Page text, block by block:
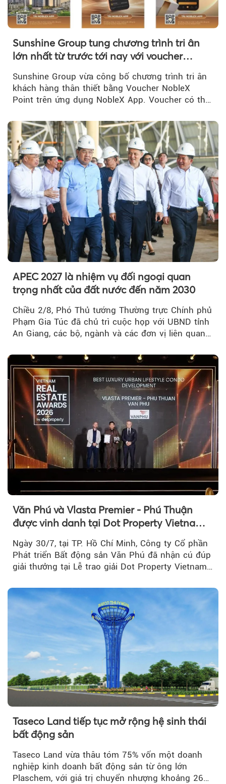
Sunshine Group tung chương trình tri ân
lớn nhất từ trước tới nay với voucher
NobleX Point cho khách hàng thân thiết
Sunshine Group vừa công bố chương trình tri ân
khách hàng thân thiết bằng Voucher NobleX
Point trên ứng dụng NobleX App. Voucher có thể
APEC 2027 là nhiệm vụ đối ngoại quan
trọng nhất của đất nước đến năm 2030
Chiều 2/8, Phó Thủ tướng Thường trực Chính phủ
Phạm Gia Túc đã chủ trì cuộc họp với UBND tỉnh
An Giang, các bộ, ngành và các đơn vị liên quan
Văn Phú và Vlasta Premier - Phú Thuận
được vinh danh tại Dot Property Vietnam
Real Estate Awards 2026
Ngày 30/7, tại TP. Hồ Chí Minh, Công ty Cổ phần
Phát triển Bất động sản Văn Phú đã nhận cú đúp
giải thưởng tại Lễ trao giải Dot Property Vietnam
Taseco Land tiếp tục mở rộng hệ sinh thái
bất động sản
Taseco Land vừa thâu tóm 75% vốn một doanh
nghiệp kinh doanh bất động sản từ ông lớn
Plaschem, với giá trị chuyển nhượng khoảng 262